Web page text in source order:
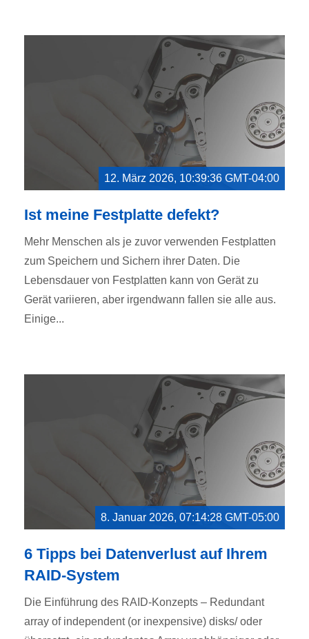
12. März 2026, 10:39:36 GMT-04:00
Ist meine Festplatte defekt?
Mehr Menschen als je zuvor verwenden Festplatten
zum Speichern und Sichern ihrer Daten. Die
Lebensdauer von Festplatten kann von Gerät zu
Gerät variieren, aber irgendwann fallen sie alle aus.
Einige...
8. Januar 2026, 07:14:28 GMT-05:00
6 Tipps bei Datenverlust auf Ihrem
RAID-System
Die Einführung des RAID-Konzepts – Redundant
array of independent (or inexpensive) disks/ oder